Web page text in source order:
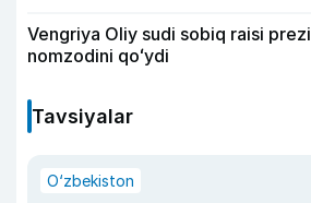
Vengriya Oliy sudi sobiq raisi
nomzodini qoʻydi
Tavsiyalar
O‘zbekiston